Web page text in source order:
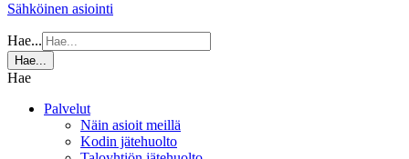
Sähköinen asiointi
Hae...
Hae...
Hae
Palvelut
Näin asioit meillä
Kodin jätehuolto